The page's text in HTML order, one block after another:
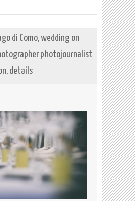
di Como, wedding on
photojournalist
details